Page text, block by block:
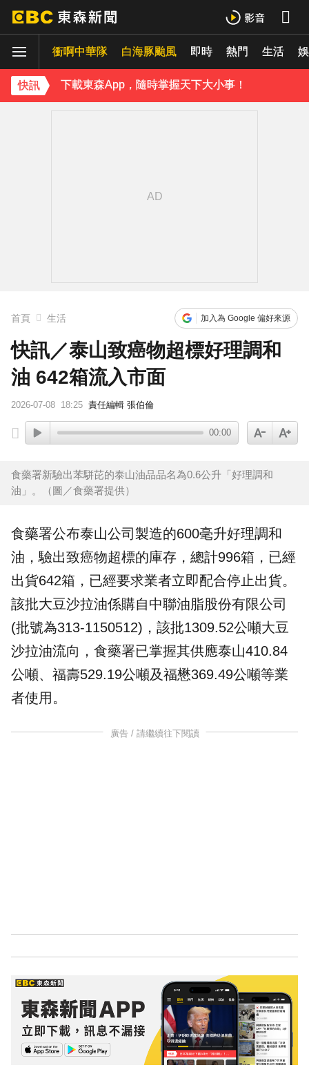
衝啊中華隊 白海豚颱風 即時 熱門 生活
快訊
ENHYPEN西村力站姐輕生亡！生前淚喊「本想再活久點」粉絲怒轟：別再差別對待
下載東森App，隨時掌握天下大小事！
首頁 生活 加入為 Google 偏好來源
快訊／泰山致癌物超標好理調和
油 642箱流入市面
2026-07-08 18:25 責任編輯 張伯倫
00:00
食藥署新驗出苯駢芘的泰山油品品名為0.6公升「好理調和
油」。（圖／食藥署提供）
食藥署公布泰山公司製造的600毫升好理調和
油 ，驗出致癌物超標的庫存，總計996箱，已經
出貨642箱，已經要求業者立即配合停止出貨。
該批大豆沙拉油係購自中聯油脂股份有限公司
(批號為313-1150512)，該批1309.52公噸大豆
沙拉油流向，食藥署已掌握其供應泰山410.84
公噸、福壽529.19公噸及福懋369.49公噸等業
者使用。
廣告 / 請繼續往下閱讀